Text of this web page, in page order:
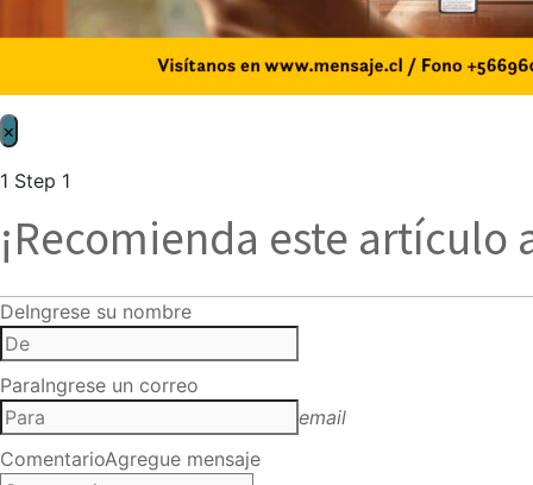
×
1 Step 1
¡Recomienda este artículo
DeIngrese su nombre
ParaIngrese un correo
email
ComentarioAgregue mensaje